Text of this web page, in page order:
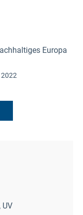
Europa
2022